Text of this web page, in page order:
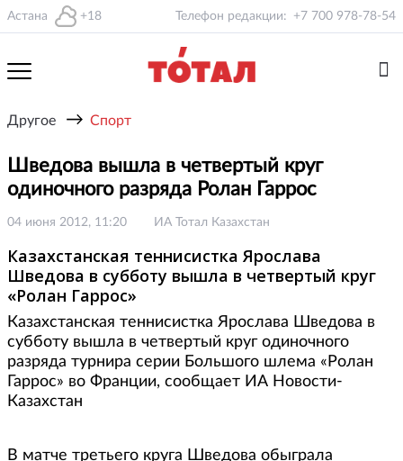
Астана +18 Телефон редакции: +7 700 978-78-54
Другое → Спорт
Шведова вышла в четвертый круг
одиночного разряда Ролан Гаррос
04 июня 2012, 11:20 ИА Тотал Казахстан
Казахстанская теннисистка Ярослава
Шведова в субботу вышла в четвертый круг
«Ролан Гаррос»
Казахстанская теннисистка Ярослава Шведова в
субботу вышла в четвертый круг одиночного
разряда турнира серии Большого шлема «Ролан
Гаррос» во Франции, сообщает ИА Новости-
Казахстан
В матче третьего круга Шведова обыграла